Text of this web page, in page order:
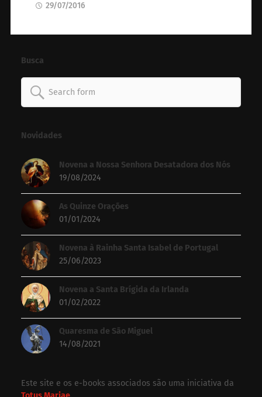
29/07/2016
Busca
Search
for:
Novidades
Novena a Nossa Senhora Desatadora dos Nós
19/08/2024
As Quinze Orações
01/01/2024
Novena à Rainha Santa Isabel de Portugal
25/06/2023
Novena a Santa Brígida da Irlanda
01/02/2022
Quaresma de São Miguel
14/08/2021
Este site e os e-books associados são uma iniciativa da